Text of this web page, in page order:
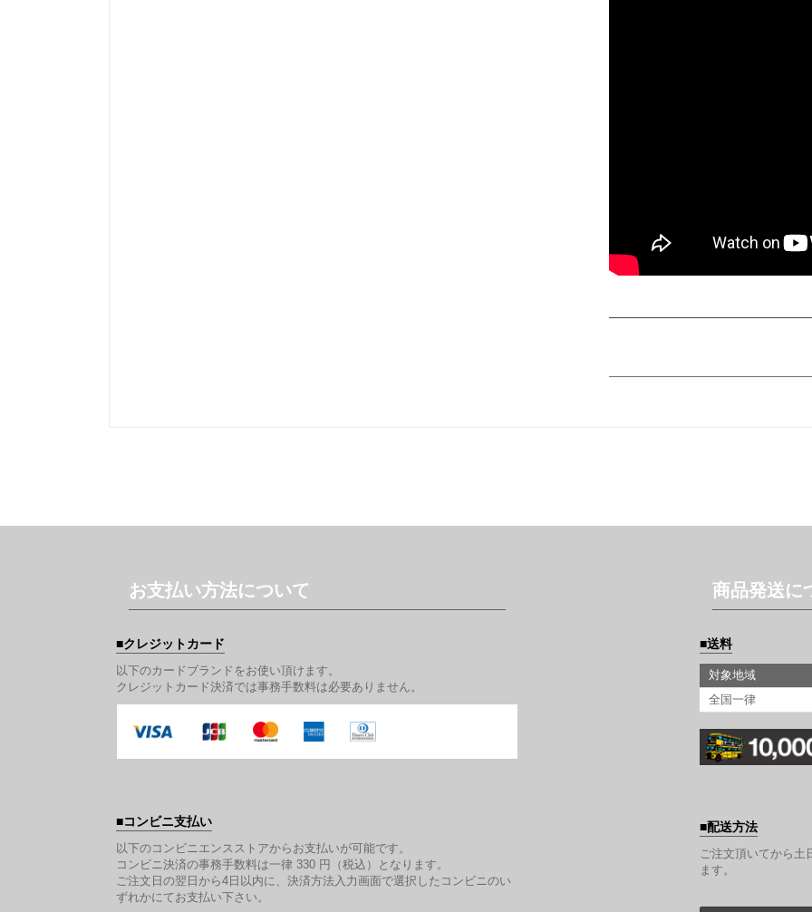
お支払い方法について
クレジットカード
以下のカードブランドをお使い頂けます。
クレジットカード決済では事務手数料は必要ありません。
コンビニ支払い
以下のコンビニエンスストアからお支払いが可能です。
コンビニ決済の事務手数料は一律 330 円（税込）となります。
ご注文日の翌日から4日以内に、決済方法入力画面で選択したコンビニのい
ずれかにてお支払い下さい。
商品発送に
送料
対象地域
全国一律
配送方法
ご注文頂いてから土
ます。